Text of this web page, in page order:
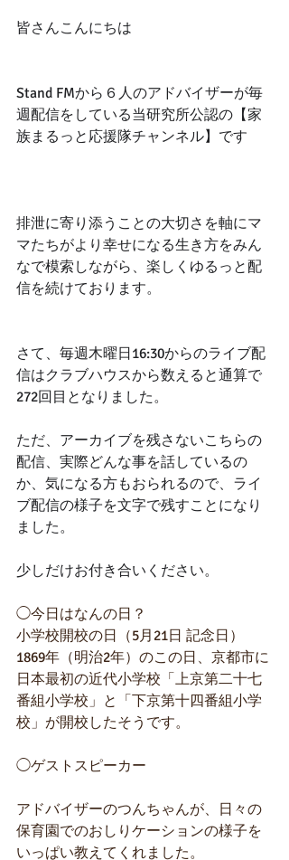
皆さんこんにちは
Stand FMから６人のアドバイザーが毎
週配信をしている当研究所公認の【家
族まるっと応援隊チャンネル】です
排泄に寄り添うことの大切さを軸にマ
マたちがより幸せになる生き方をみん
なで模索しながら、楽しくゆるっと配
信を続けております。
さて、毎週木曜日16:30からのライブ配
信はクラブハウスから数えると通算で
272回目となりました。
ただ、アーカイブを残さないこちらの
配信、実際どんな事を話しているの
か、気になる方もおられるので、ライ
ブ配信の様子を文字で残すことになり
ました。
少しだけお付き合いください。
◯今日はなんの日？
小学校開校の日（5月21日 記念日）
1869年（明治2年）のこの日、京都市に
日本最初の近代小学校「上京第二十七
番組小学校」と「下京第十四番組小学
校」が開校したそうです。
◯ゲストスピーカー
アドバイザーのつんちゃんが、日々の
保育園でのおしりケーションの様子を
いっぱい教えてくれました。